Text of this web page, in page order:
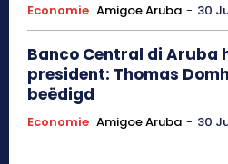
Economie Amigoe Aruba - 30
Banco Central di Aruba
president: Thomas
beëdigd
Economie Amigoe Aruba - 30